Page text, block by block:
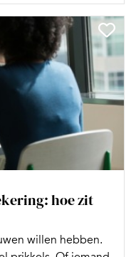
hoe zit
willen hebben.